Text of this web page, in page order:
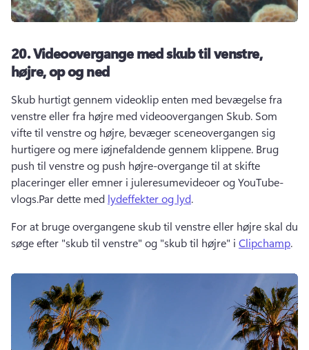
20.Videoovergange med skub til venstre,
højre, op og ned
Skub hurtigt gennem videoklip enten med bevægelse fra
venstre eller fra højre med videoovergangen Skub. Som
vifte til venstre og højre, bevæger sceneovergangen sig
hurtigere og mere iøjnefaldende gennem klippene. Brug
push til venstre og push højre-overgange til at skifte
placeringer eller emner i juleresumevideoer og YouTube-
vlogs.Par dette med lydeffekter og lyd.
For at bruge overgangene skub til venstre eller højre skal du
søge efter "skub til venstre" og "skub til højre" i Clipchamp.